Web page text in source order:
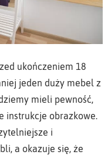
ukończeniem 18
jeden duży mebel z
mieli pewność,
instrukcje obrazkowe.
i
a okazuje się, że